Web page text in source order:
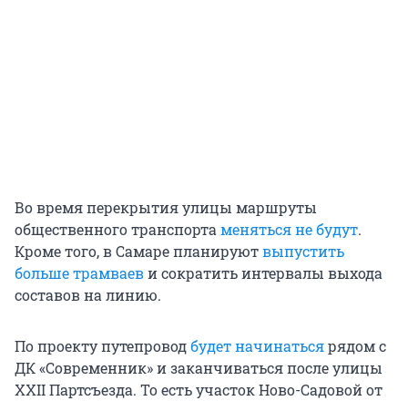
Во время перекрытия улицы маршруты
общественного транспортаменяться не будут.
Кроме того, в Самаре планируютвыпустить
больше трамваеви сократить интервалы выхода
составов на линию.
По проекту путепроводбудет начинатьсярядом с
ДК «Современник» и заканчиваться после улицы
XXII Партсъезда. То есть участок Ново-Садовой от